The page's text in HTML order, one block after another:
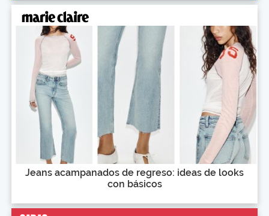
Jeans acampanados de regreso: ideas de looks
con básicos